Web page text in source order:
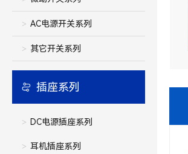
AC电源开关系列
其它开关系列
插座系列
DC电源插座系列
耳机插座系列